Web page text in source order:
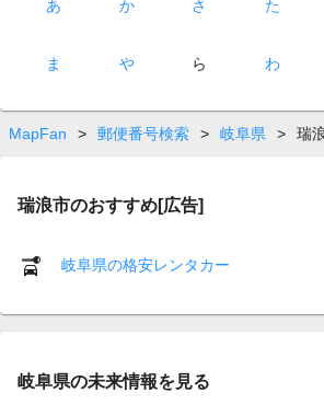
あ か さ た
ま や ら わ
MapFan > 郵便番号検索 > 岐阜県 > 瑞
瑞浪市のおすすめ[広告]
岐阜県の格安レンタカー
岐阜県の未来情報を見る